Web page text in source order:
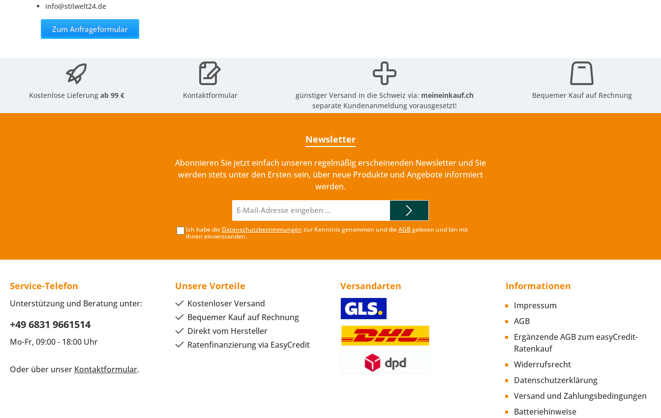
info@stilwelt24.de
Zum Anfrageformular
Kostenlose Lieferungab 99 € Kontaktformular günstiger Versand in die Schweiz via: meineinkauf.ch
separate Kundenanmeldung vorausgesetzt!
Bequemer Kauf auf Rechnung
Newsletter
Abonnieren Sie jetzt einfach unseren regelmäßig erscheinenden Newsletter und Sie
werden stets unter den Ersten sein, über neue Produkte und Angebote informiert
werden.
Mail-
Adresse*
Ich habe die Datenschutzbestimmungen zur Kenntnis genommen und dieAGBgelesen und bin mit
ihnen einverstanden.
Service-Telefon
Unterstützung und Beratung unter:
+49 6831 9661514
Mo-Fr, 09:00 - 18:00 Uhr
Oder über unser Kontaktformular.
Unsere Vorteile
Kostenloser Versand
Bequemer Kauf auf Rechnung
Direkt vom Hersteller
Ratenfinanzierung via EasyCredit
Versandarten Informationen
Impressum
AGB
Ergänzende AGB zum easyCredit-
Ratenkauf
Widerrufsrecht
Datenschutzerklärung
Versand und Zahlungsbedingungen
Batteriehinweise